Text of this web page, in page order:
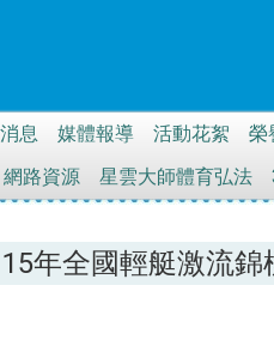
息 媒體報導 活動花絮 榮
網路資源 星雲大師體育弘法
年全國輕艇激流